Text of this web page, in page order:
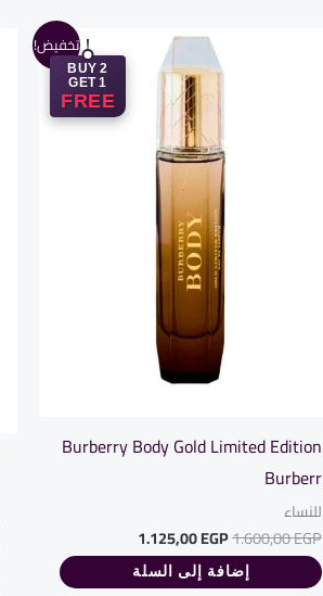
تخفيض!
BUY 2
GET 1
FREE
Burberry Body Gold Limited Edition
Burberr
للنساء
1.600,00EGP
السعر
الأصلي
هو:
1.600,00 EGP.
1.125,00EGP
الحالي
1.125,00 EGP.
إضافة إلى السلة